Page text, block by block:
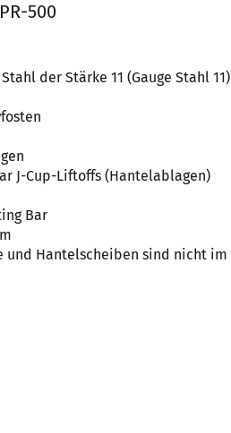
500
der Stärke 11 (Gauge Stahl 11)
J-Cup-Liftoffs (Hantelablagen)
Bar
und Hantelscheiben sind nicht im